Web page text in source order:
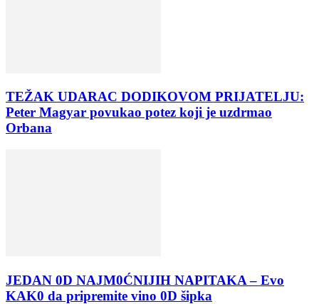
TEŽAK UDARAC DODIKOVOM PRIJATELJU:
Peter Magyar povukao potez koji je uzdrmao
Orbana
JEDAN 0D NAJM0ĆNIJIH NAPITAKA – Evo
KAK0 da pripremite vino 0D šipka